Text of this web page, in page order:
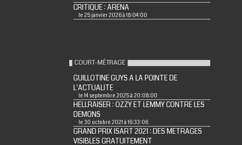
CRITIQUE : ARENA
le 25 janvier 2026 à 18:04:00
COURT-MÉTRAGE
GUILLOTINE GUYS A LA POINTE DE
L'ACTUALITE
le 14 septembre 2025 à 20:08:00
HELLRAISER : OZZY ET LEMMY CONTRE LES
DEMONS
le 30 octobre 2021 à 16:33:06
GRAND PRIX ISART 2021 : DES METRAGES
VISIBLES GRATUITEMENT